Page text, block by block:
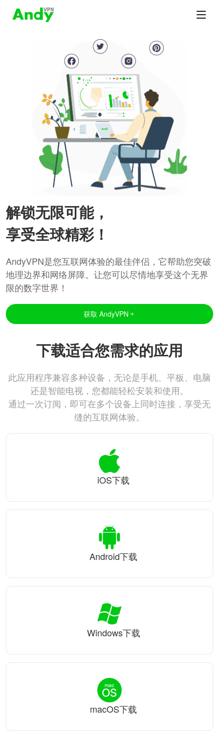
解锁无限可能，
享受全球精彩！
AndyVPN是您互联网体验的最佳伴侣，它帮助您突破
地理边界和网络屏障。让您可以尽情地享受这个无界
限的数字世界！
获取 AndyVPN
下载适合您需求的应用
此应用程序兼容多种设备，无论是手机、平板、电脑
还是智能电视，您都能轻松安装和使用。
通过一次订阅，即可在多个设备上同时连接，享受无
缝的互联网体验。
iOS下载
Android下载
Windows下载
macOS下载